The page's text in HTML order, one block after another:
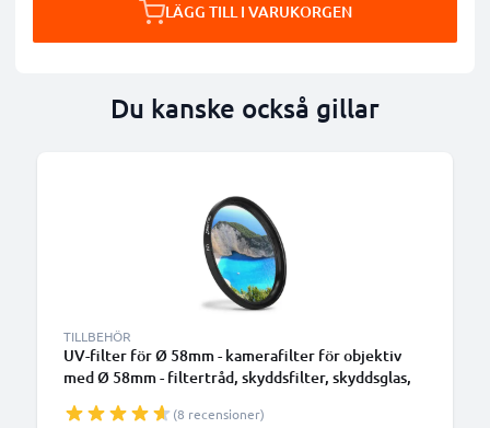
LÄGG TILL I VARUKORGEN
Du kanske också gillar
TILLBEHÖR
UV-filter för Ø 58mm - kamerafilter för objektiv
med Ø 58mm - filtertråd, skyddsfilter, skyddsglas,
(8 recensioner)